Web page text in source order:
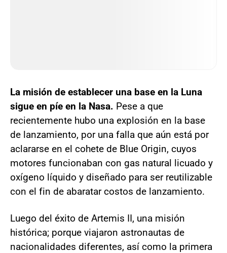
La misión de establecer una base en la Luna
sigue en píe en la Nasa. Pese a que
recientemente hubo una explosión en la base
de lanzamiento, por una falla que aún está por
aclararse en el cohete de Blue Origin, cuyos
motores funcionaban con gas natural licuado y
oxígeno líquido y diseñado para ser reutilizable
con el fin de abaratar costos de lanzamiento.
Luego del éxito de Artemis II, una misión
histórica; porque viajaron astronautas de
nacionalidades diferentes, así como la primera